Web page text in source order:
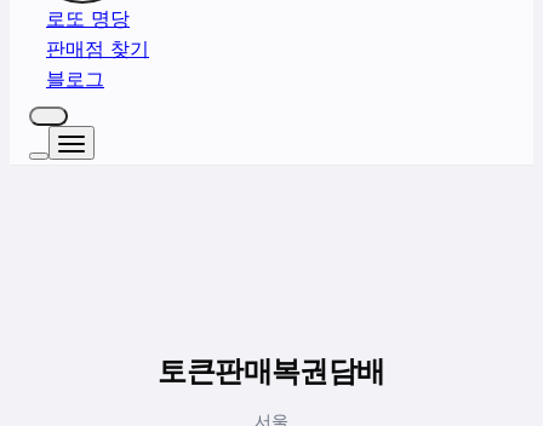
로또 명당
판매점 찾기
블로그
토큰판매복권담배
서울